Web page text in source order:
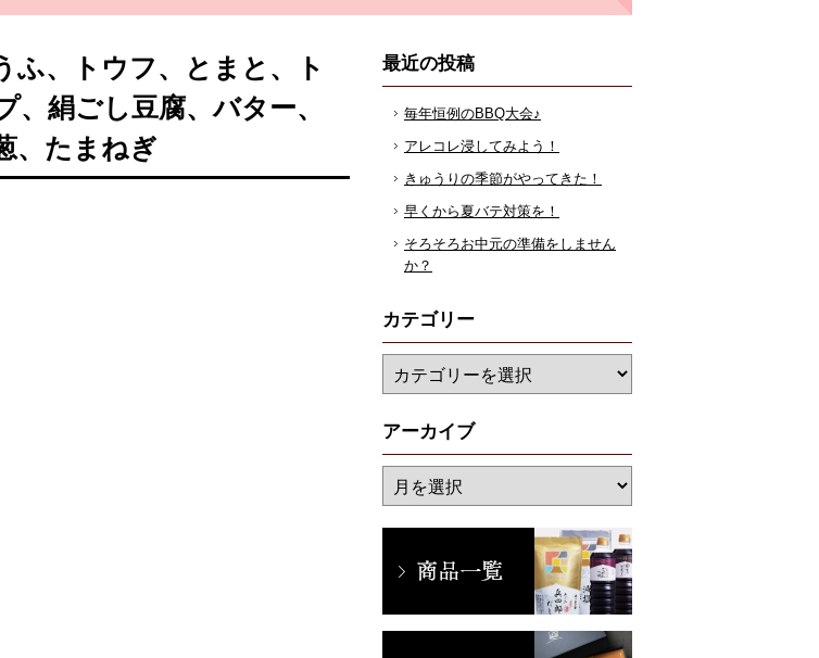
ふ、トウフ、とまと、ト
絹ごし豆腐、バター、
、たまねぎ
最近の投稿
毎年恒例のBBQ大会♪
アレコレ浸してみよう！
きゅうりの季節がやってきた！
早くから夏バテ対策を！
そろそろお中元の準備をしません
か？
カテゴリー
アーカイブ